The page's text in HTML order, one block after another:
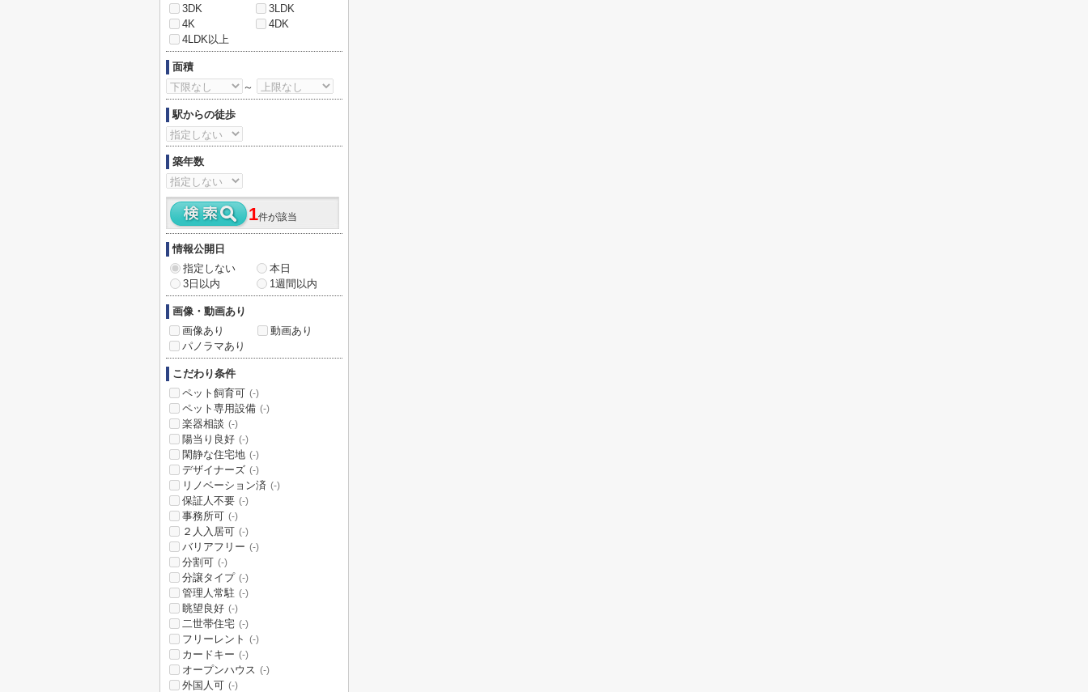
3DK
3LDK
4K
4DK
4LDK以上
面積
～
駅からの徒歩
築年数
1件が該当
情報公開日
指定しない
本日
3日以内
1週間以内
画像・動画あり
画像あり
動画あり
パノラマあり
こだわり条件
ペット飼育可 (-)
ペット専用設備 (-)
楽器相談 (-)
陽当り良好 (-)
閑静な住宅地 (-)
デザイナーズ (-)
リノベーション済 (-)
保証人不要 (-)
事務所可 (-)
２人入居可 (-)
バリアフリー (-)
分割可 (-)
分譲タイプ (-)
管理人常駐 (-)
眺望良好 (-)
二世帯住宅 (-)
フリーレント (-)
カードキー (-)
オープンハウス (-)
外国人可 (-)